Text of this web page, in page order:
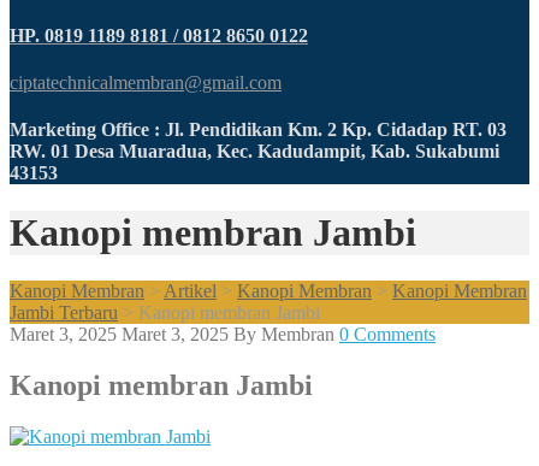
HP. 0819 1189 8181 / 0812 8650 0122
ciptatechnicalmembran@gmail.com
Marketing Office : Jl. Pendidikan Km. 2 Kp. Cidadap RT. 03
RW. 01 Desa Muaradua, Kec. Kadudampit, Kab. Sukabumi
43153
Kanopi membran Jambi
Kanopi Membran > Artikel > Kanopi Membran > Kanopi Membran
Jambi Terbaru > Kanopi membran Jambi
Maret 3, 2025 Maret 3, 2025 By Membran 0 Comments
Kanopi membran Jambi